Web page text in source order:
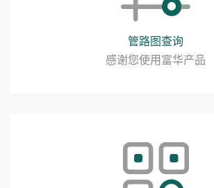
管路图查询
感谢您使用富华产品